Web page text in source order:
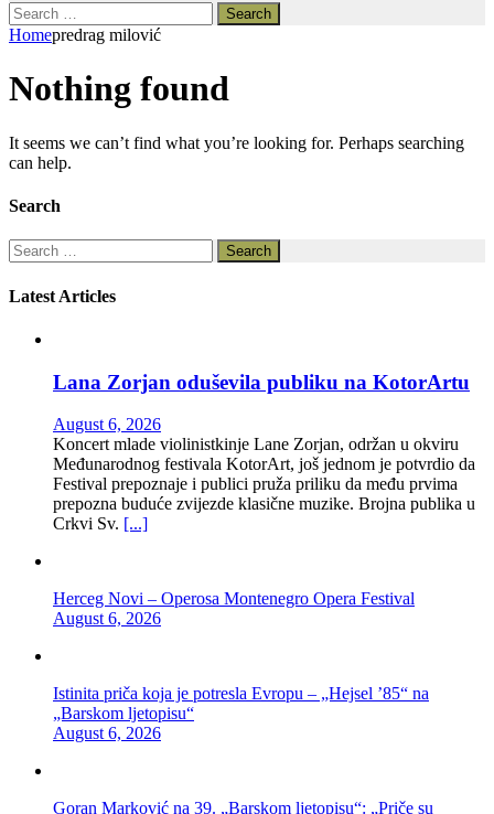
Search
for:
Homepredrag milović
Nothing found
It seems we can’t find what you’re looking for. Perhaps searching
can help.
Search
Search
for:
Latest Articles
Lana Zorjan oduševila publiku na KotorArtu
August 6, 2026
Koncert mlade violinistkinje Lane Zorjan, održan u okviru
Međunarodnog festivala KotorArt, još jednom je potvrdio da
Festival prepoznaje i publici pruža priliku da među prvima
prepozna buduće zvijezde klasične muzike. Brojna publika u
Crkvi Sv. [...]
Herceg Novi – Operosa Montenegro Opera Festival
August 6, 2026
Istinita priča koja je potresla Evropu – „Hejsel ’85“ na
„Barskom ljetopisu“
August 6, 2026
Goran Marković na 39. „Barskom ljetopisu“: „Priče su